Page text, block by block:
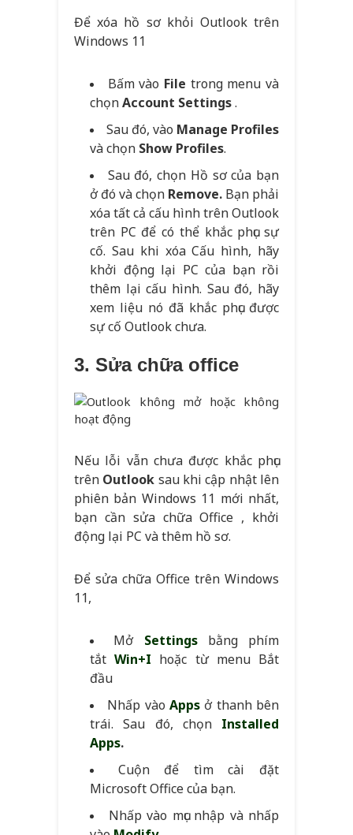
Để xóa hồ sơ khỏi Outlook trên
Windows 11
Bấm vào File trong menu và
chọnAccount Settings.
Sau đó, vào Manage Profiles
và chọn Show Profiles.
Sau đó, chọn Hồ sơ của bạn
ở đó và chọn Remove. Bạn phải
xóa tất cả cấu hình trên Outlook
trên PC để có thể khắc phục sự
cố. Sau khi xóa Cấu hình, hãy
khởi động lại PC của bạn rồi
thêm lại cấu hình. Sau đó, hãy
xem liệu nó đã khắc phục được
sự cố Outlook chưa.
3. Sửa chữa office
Nếu lỗi vẫn chưa được khắc phục
trên Outlook sau khi cập nhật lên
phiên bản Windows 11 mới nhất,
bạn cần sửa chữa Office , khởi
động lại PC và thêm hồ sơ.
Để sửa chữa Office trên Windows
11,
Mở Settings bằng phím
tắtWin+I hoặc từ menu Bắt
đầu
Nhấp vàoApps ở thanh bên
trái. Sau đó, chọn Installed
Apps.
Cuộn để tìm cài đặt
Microsoft Office của bạn.
Nhấp vào mục nhập và nhấp